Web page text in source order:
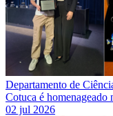
Departamento de
Cotuca é homenageado
02 jul 2026